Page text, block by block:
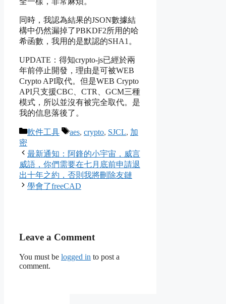
同時，我認為結果的JSON數據結
構中仍然漏掉了PBKDF2所用的哈
希函數，我用的是默認的SHA1。
UPDATE：得知crypto-js已經於兩
年前停止開發，理由是可被WEB
Crypto API取代。但是WEB Crypto
API只支援CBC、CTR、GCM三種
模式，所以並沒有被完全取代。是
我的信息落後了。
Categories
軟件工具 Tags
aes, crypto, SJCL, 加
密
最新通知：阿鋒的小宇宙，威言
威語，你們需要在七月底前申請退
出十年之約，否則我將刪除友鏈
學會了freeCAD
Leave a Comment
You must be logged in to post a
comment.